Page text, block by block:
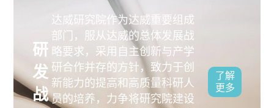
研
发
战
达威研究院作为达威重要组成
部门，服从达威的总体发展战
略要求，采用自主创新与产学
研合作并存的方针，致力于创
新能力的提高和高质量科研人
员的培养，力争将研究院建设
了解
更多